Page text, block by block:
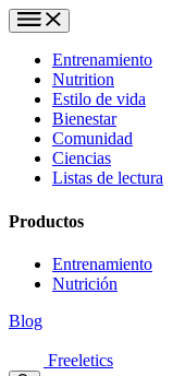
Entrenamiento
Nutrition
Estilo de vida
Bienestar
Comunidad
Ciencias
Listas de lectura
Productos
Entrenamiento
Nutrición
Blog
Freeletics